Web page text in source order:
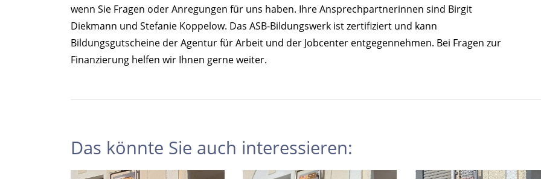
wenn Sie Fragen oder Anregungen für uns haben. Ihre Ansprechpartnerinnen sind Birgit
Diekmann und Stefanie Koppelow. Das ASB-Bildungswerk ist zertifiziert und kann
Bildungsgutscheine der Agentur für Arbeit und der Jobcenter entgegennehmen. Bei Fragen zur
Finanzierung helfen wir Ihnen gerne weiter.
Das könnte Sie auch interessieren: